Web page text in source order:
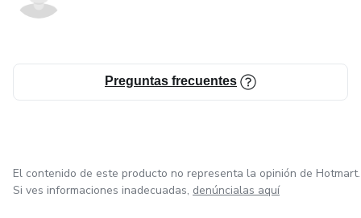
Preguntas frecuentes
El contenido de este producto no representa la opinión de Hotmart.
Si ves informaciones inadecuadas, denúncialas aquí